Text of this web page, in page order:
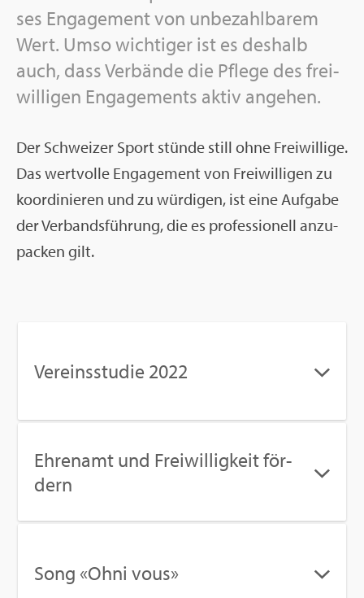
ses En­ga­ge­ment von un­be­zahl­ba­rem
Wert. Umso wich­ti­ger ist es des­halb
auch, dass Ver­bän­de die Pfle­ge des frei­
wil­li­gen En­ga­ge­ments aktiv an­ge­hen.
Der Schwei­zer Sport stün­de still ohne Frei­wil­li­ge.
Das wert­vol­le En­ga­ge­ment von Frei­wil­li­gen zu
ko­or­di­nie­ren und zu wür­di­gen, ist eine Auf­ga­be
der Ver­bands­füh­rung, die es pro­fes­sio­nell an­zu­
pa­cken gilt.
Ver­eins­stu­die 2022
Eh­ren­amt und Frei­wil­lig­keit för­
dern
Song «Ohni vous»